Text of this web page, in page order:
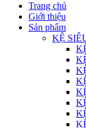
Trang chủ
Giới thiệu
Sản phẩm
KỆ